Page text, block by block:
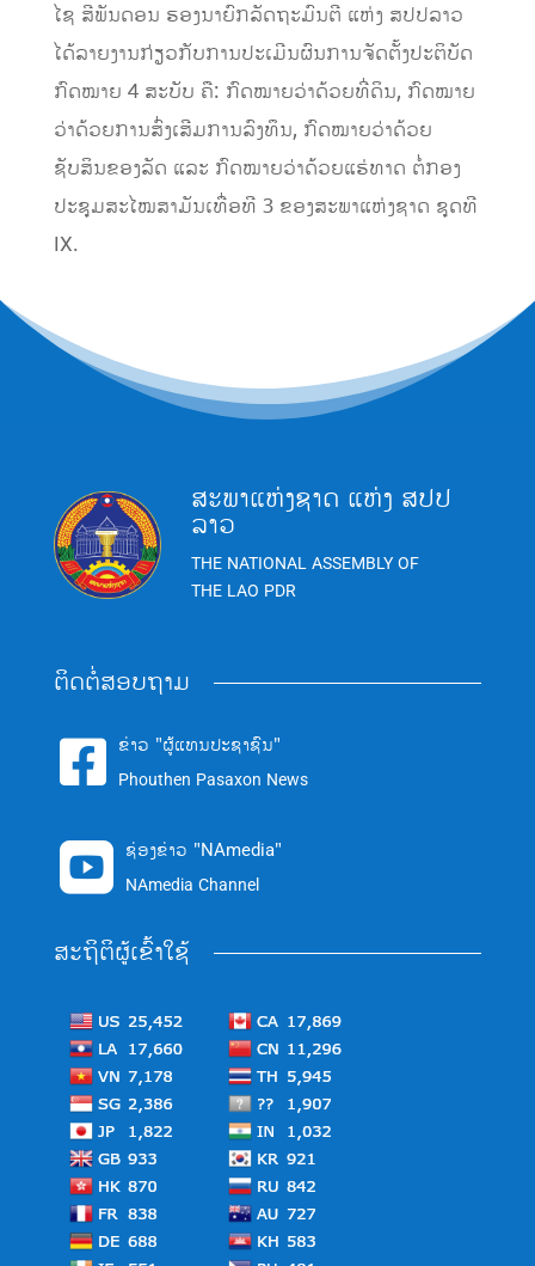
ໄຊ ສີພັນດອນ ຮອງນາຍົກລັດຖະມົນຕີ ແຫ່ງ ສປປລາວ
ໄດ້ລາຍງານກ່ຽວກັບການປະເມີນຜົນການຈັດຕັ້ງປະຕິບັດ
ກົດໝາຍ 4 ສະບັບ ຄື: ກົດໝາຍວ່າດ້ວຍທີ່ດິນ, ກົດໝາຍ
ວ່າດ້ວຍການສົ່ງເສີມການລົງທຶນ, ກົດໝາຍວ່າດ້ວຍ
ຊັບສິນຂອງລັດ ແລະ ກົດໝາຍວ່າດ້ວຍແຮ່ທາດ ຕໍ່ກອງ
ປະຊຸມສະໄໝສາມັນເທື່ອທີ 3 ຂອງສະພາແຫ່ງຊາດ ຊຸດທີ
IX.
ສະພາແຫ່ງຊາດ ແຫ່ງ ສປປ
ລາວ
THE NATIONAL ASSEMBLY OF
THE LAO PDR
ຕິດຕໍ່ສອບຖາມ
 ຂ່າວ "ຜູ້ແທນປະຊາຊົນ"
Phouthen Pasaxon News
 ຊ່ອງຂ່າວ "NAmedia"
NAmedia Channel
ສະຖິຕິຜູ້ເຂົ້າໃຊ້